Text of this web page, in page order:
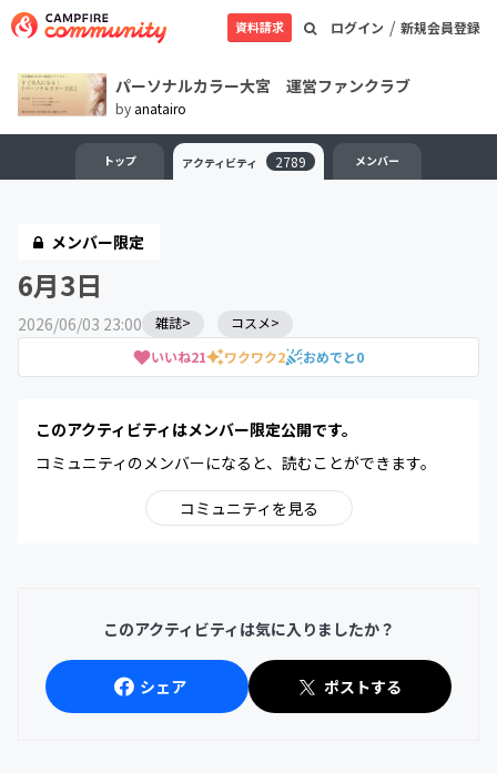
ログイン / 新規会員登録
資料請求
パーソナルカラー大宮 運営ファンクラブ
by anatairo
トップ アクティビティ 2789 メンバー
メンバー限定
6月3日
2026/06/03 23:00
いいね21 ワクワク2 おめでと0
雑誌> コスメ>
このアクティビティはメンバー限定公開です。
コミュニティのメンバーになると、読むことができます。
コミュニティを見る
このアクティビティは気に入りましたか？
シェア ポストする